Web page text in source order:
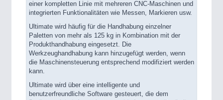
einer kompletten Linie mit mehreren CNC-Maschinen und
integrierten Funktionalitäten wie Messen, Markieren usw.
Ultimate wird häufig für die Handhabung einzelner
Paletten von mehr als 125 kg in Kombination mit der
Produkthandhabung eingesetzt. Die
Werkzeughandhabung kann hinzugefügt werden, wenn
die Maschinensteuerung entsprechend modifiziert werden
kann.
Ultimate wird über eine intelligente und
benutzerfreundliche Software gesteuert, die dem